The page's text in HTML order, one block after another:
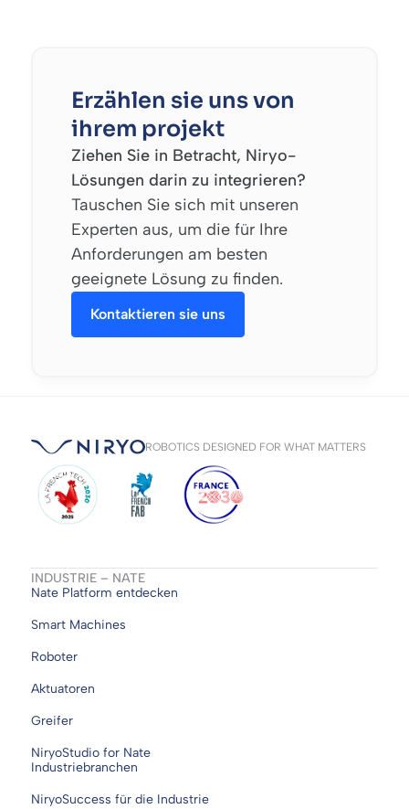
Erzählen sie uns von
ihrem projekt
Ziehen Sie in Betracht, Niryo-
Lösungen darin zu integrieren?
Tauschen Sie sich mit unseren
Experten aus, um die für Ihre
Anforderungen am besten
geeignete Lösung zu finden.
Kontaktieren sie uns
ROBOTICS DESIGNED FOR WHAT MATTERS
INDUSTRIE – NATE
Nate Platform entdecken
Smart Machines
Roboter
Aktuatoren
Greifer
NiryoStudio for Nate
Industriebranchen
NiryoSuccess für die Industrie